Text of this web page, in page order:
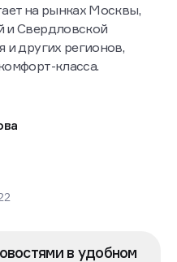
на рынках Москвы,
и Свердловской
и других регионов,
класса.
в удобном